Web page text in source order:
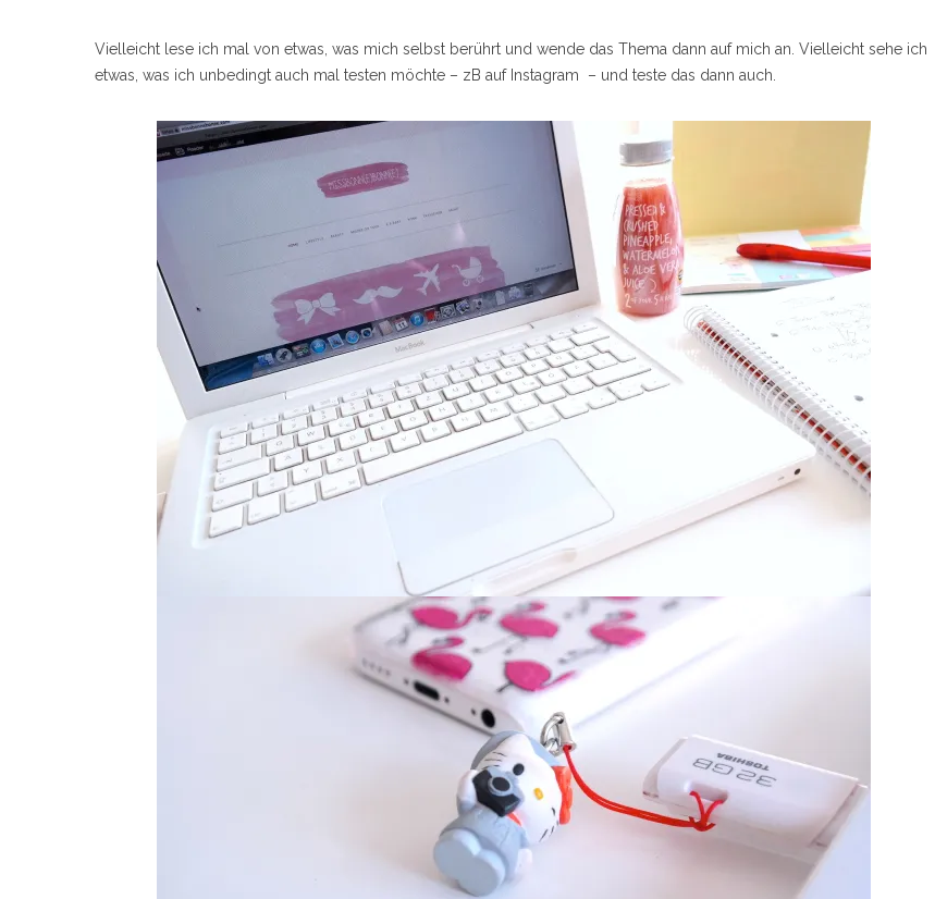
Vielleicht lese ich mal von etwas, was mich selbst berührt und wende das Thema dann auf mich an. Vielleicht sehe ich
etwas, was ich unbedingt auch mal testen möchte – zB auf Instagram – und teste das dann auch.